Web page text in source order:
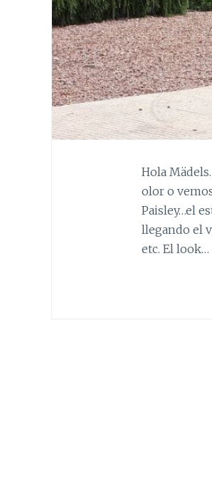
Hola
olor o
Paisley…el
llegando el
etc. El look…